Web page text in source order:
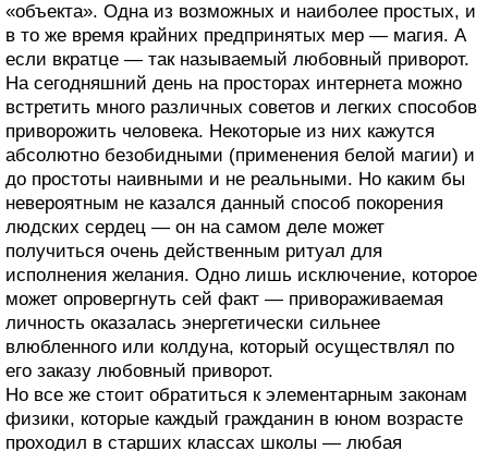
«объекта». Одна из возможных и наиболее простых, и
в то же время крайних предпринятых мер — магия. А
если вкратце — так называемый любовный приворот.
На сегодняшний день на просторах интернета можно
встретить много различных советов и легких способов
приворожить человека. Некоторые из них кажутся
абсолютно безобидными (применения белой магии) и
до простоты наивными и не реальными. Но каким бы
невероятным не казался данный способ покорения
людских сердец — он на самом деле может
получиться очень действенным ритуал для
исполнения желания. Одно лишь исключение, которое
может опровергнуть сей факт — привораживаемая
личность оказалась энергетически сильнее
влюбленного или колдуна, который осуществлял по
его заказу любовный приворот.
Но все же стоит обратиться к элементарным законам
физики, которые каждый гражданин в юном возрасте
проходил в старших классах школы — любая